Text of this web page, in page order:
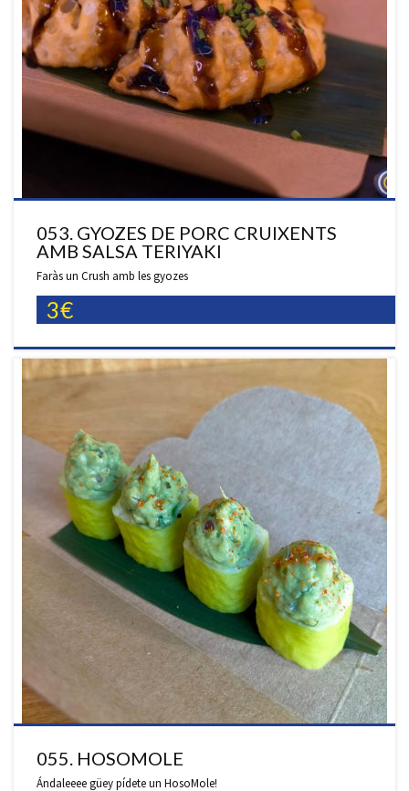
053. GYOZES DE PORC CRUIXENTS
AMB SALSA TERIYAKI
Faràs un Crush amb les gyozes
3€
055. HOSOMOLE
Ándaleeee güey pídete un HosoMole!